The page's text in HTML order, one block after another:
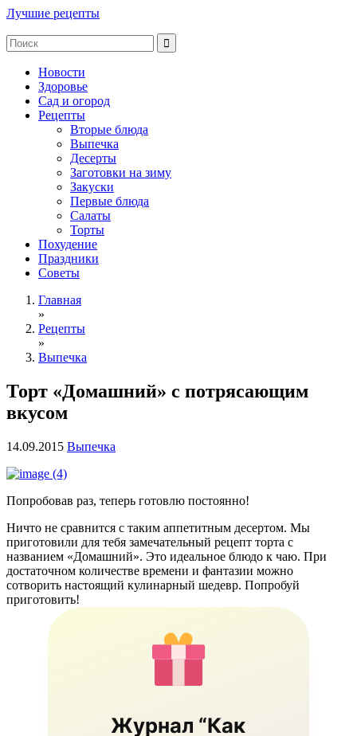
Лучшие рецепты
Новости
Здоровье
Сад и огород
Рецепты
Вторые блюда
Выпечка
Десерты
Заготовки на зиму
Закуски
Первые блюда
Салаты
Торты
Похудение
Праздники
Советы
Главная
»
Рецепты
»
Выпечка
Торт «Домашний» с потрясающим
вкусом
14.09.2015 Выпечка
Попробовав раз, теперь готовлю постоянно!
Ничто не сравнится с таким аппетитным десертом. Мы
приготовили для тебя замечательный рецепт торта с
названием «Домашний». Это идеальное блюдо к чаю. При
достаточном количестве времени и фантазии можно
сотворить настоящий кулинарный шедевр. Попробуй
приготовить!
Журнал “Как